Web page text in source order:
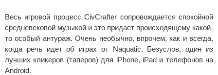
Весь игровой процесс CivCrafter сопровождается спокойной
средневековой музыкой и это придает происходящему какой-
то особый антураж. Очень необычно, впрочем, как и всегда,
когда речь идет об играх от Naquatic. Безуслов, один из
лучших кликеров (таперов) для iPhone, iPad и телефонов на
Android.